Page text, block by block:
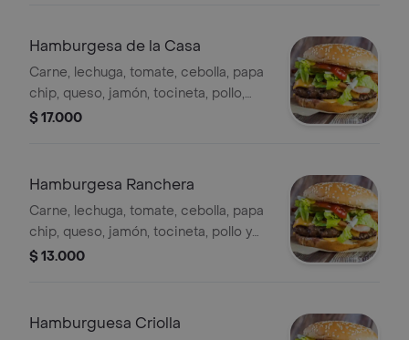
Hamburgesa de la Casa
Carne, lechuga, tomate, cebolla, papa
chip, queso, jamón, tocineta, pollo,
huevo ala plancha.
$ 17.000
Hamburgesa Ranchera
Carne, lechuga, tomate, cebolla, papa
chip, queso, jamón, tocineta, pollo y
huevo a la plancha.
$ 13.000
Hamburguesa Criolla